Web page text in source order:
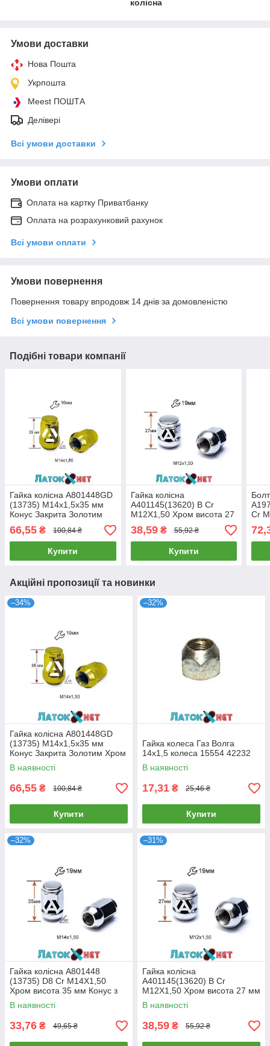
колісна
Умови доставки
Нова Пошта
Укрпошта
Meest ПОШТА
Делівері
Всі умови доставки
Умови оплати
Оплата на картку Приватбанку
Оплата на розрахунковий рахунок
Всі умови оплати
Умови повернення
Повернення товару впродовж 14 днів за домовленістю
Всі умови повернення
Подібні товари компанії
Гайка колісна A801448GD
(13735) M14х1,5х35 мм
Конус Закрита Золотим
Хром Ключ 19
66,55 ₴ 100,84 ₴
Купити
Гайка колісна
A401145(13620) B Cr
M12X1,50 Хром висота 27
мм Сфера з виступом
закритий ключ 19 мм
38,59₴ 55,92 ₴
Купити
Cr
мм
Акційні пропозиції та новинки
–34%
Гайка колісна A801448GD
(13735) M14х1,5х35 мм
Конус Закрита Золотим Хром
Ключ 19
В наявності
66,55 ₴ 100,84 ₴
Купити
–32%
Гайка колеса Газ Волга
14х1,5 колеса 15554 42232
В наявності
17,31 ₴ 25,46 ₴
Купити
–32%
Гайка колісна A801448
(13735) D8 Cr M14X1,50
Хром висота 35 мм Конус з
виступом закриті ключ 19 мм
В наявності
33,76 ₴ 49,65 ₴
–31%
Гайка колісна
A401145(13620) B Cr
M12X1,50 Хром висота 27 мм
Сфера з виступом закритий
ключ 19 мм
В наявності
38,59 ₴ 55,92 ₴